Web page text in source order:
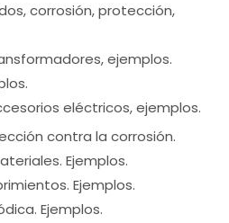
corrosión, protección,
ejemplos.
eléctricos, ejemplos.
contra la corrosión.
Ejemplos.
Ejemplos.
Ejemplos.